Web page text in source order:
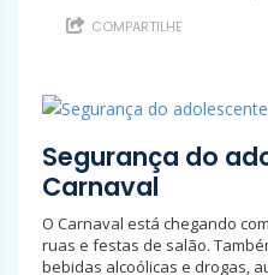
COMPARTILHE
Segurança do
Carnaval
O Carnaval está chegando
ruas e festas de salão.
bebidas alcoólicas e drogas,